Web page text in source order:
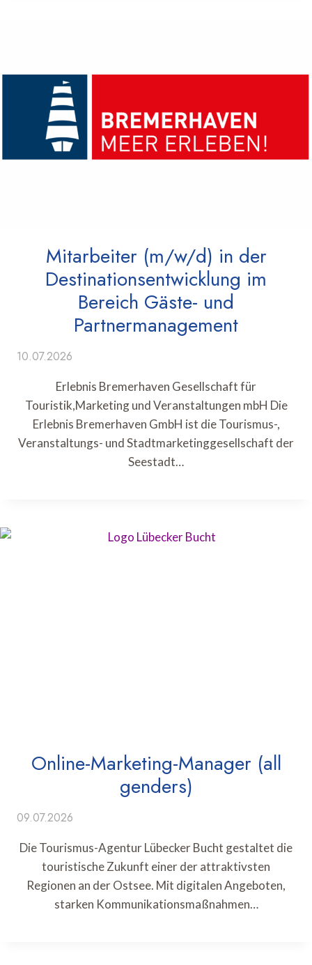
Mitarbeiter (m/w/d) in der
Destinationsentwicklung im
Bereich Gäste- und
Partnermanagement
10.07.2026
Erlebnis Bremerhaven Gesellschaft für
Touristik,Marketing und Veranstaltungen mbH Die
Erlebnis Bremerhaven GmbH ist die Tourismus-,
Veranstaltungs- und Stadtmarketinggesellschaft der
Seestadt…
Online-Marketing-Manager (all
genders)
09.07.2026
Die Tourismus-Agentur Lübecker Bucht gestaltet die
touristische Zukunft einer der attraktivsten
Regionen an der Ostsee. Mit digitalen Angeboten,
starken Kommunikationsmaßnahmen…